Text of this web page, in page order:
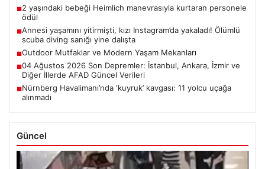
■2 yaşındaki bebeği Heimlich manevrasıyla kurtaran personele
ödül
■Annesi yaşamını yitirmişti, kızı Instagram’da yakaladı! Ölümlü
scuba diving sanığı yine dalışta
■Outdoor Mutfaklar ve Modern Yaşam Mekanları
■04 Ağustos 2026 Son Depremler: İstanbul, Ankara, İzmir ve
Diğer İllerde AFAD Güncel Verileri
■Nürnberg Havalimanı’nda ‘kuyruk’ kavgası: 11 yolcu uçağa
alınmadı
Güncel